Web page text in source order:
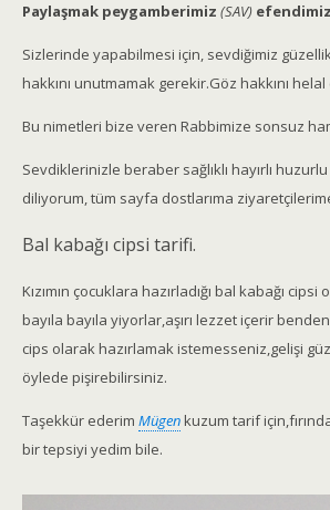
Paylaşmak peygamberimiz (SAV)
Sizlerinde yapabilmesi için, sevdiğimiz
hakkını unutmamak gerekir.Göz hakkını
Bu nimetleri bize veren Rabbimize sonsuz
Sevdiklerinizle beraber sağlıklı hayırlı
diliyorum, tüm sayfa dostlarıma
Bal kabağı cipsi tarifi.
Kızımın çocuklara hazırladığı bal kabağı
bayıla bayıla yiyorlar,aşırı lezzet içerir
cips olarak hazırlamak istemesseniz,gelişi
öylede pişirebilirsiniz.
Taşekkür ederim Mügenkuzum tarif
bir tepsiyi yedim bile.